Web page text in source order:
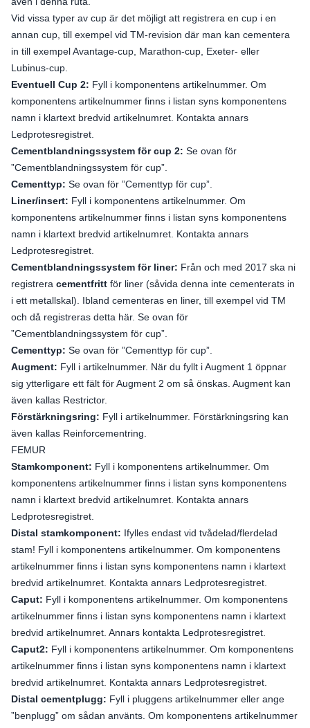
Vid vissa typer av cup är det möjligt att registrera en cup i en
annan cup, till exempel vid TM-revision där man kan cementera
in till exempel Avantage-cup, Marathon-cup, Exeter- eller
Lubinus-cup.
Eventuell Cup 2: Fyll i komponentens artikelnummer. Om
komponentens artikelnummer finns i listan syns komponentens
namn i klartext bredvid artikelnumret. Kontakta annars
Ledprotesregistret.
Cementblandningssystem för cup 2: Se ovan för
”Cementblandningssystem för cup”.
Cementtyp: Se ovan för ”Cementtyp för cup”.
Liner/insert: Fyll i komponentens artikelnummer. Om
komponentens artikelnummer finns i listan syns komponentens
namn i klartext bredvid artikelnumret. Kontakta annars
Ledprotesregistret.
Cementblandningssystem för liner: Från och med 2017 ska ni
registrera cementfritt för liner (såvida denna inte cementerats in
i ett metallskal). Ibland cementeras en liner, till exempel vid TM
och då registreras detta här. Se ovan för
”Cementblandningssystem för cup”.
Cementtyp: Se ovan för ”Cementtyp för cup”.
Augment: Fyll i artikelnummer. När du fyllt i Augment 1 öppnar
sig ytterligare ett fält för Augment 2 om så önskas. Augment kan
även kallas Restrictor.
Förstärkningsring: Fyll i artikelnummer. Förstärkningsring kan
även kallas Reinforcementring.
FEMUR
Stamkomponent: Fyll i komponentens artikelnummer. Om
komponentens artikelnummer finns i listan syns komponentens
namn i klartext bredvid artikelnumret. Kontakta annars
Ledprotesregistret.
Distal stamkomponent: Ifylles endast vid tvådelad/flerdelad
stam! Fyll i komponentens artikelnummer. Om komponentens
artikelnummer finns i listan syns komponentens namn i klartext
bredvid artikelnumret. Kontakta annars Ledprotesregistret.
Caput: Fyll i komponentens artikelnummer. Om komponentens
artikelnummer finns i listan syns komponentens namn i klartext
bredvid artikelnumret. Annars kontakta Ledprotesregistret.
Caput2: Fyll i komponentens artikelnummer. Om komponentens
artikelnummer finns i listan syns komponentens namn i klartext
bredvid artikelnumret. Kontakta annars Ledprotesregistret.
Distal cementplugg: Fyll i pluggens artikelnummer eller ange
”benplugg” om sådan använts. Om komponentens artikelnummer